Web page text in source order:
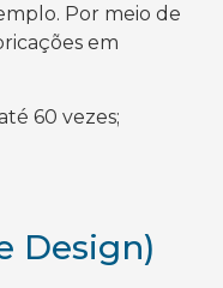
Por meio de
em
60 vezes;
Design)